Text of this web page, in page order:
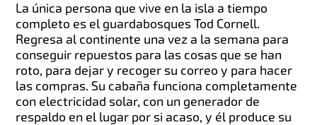
La única persona que vive en la isla a tiempo
completo es el guardabosques Tod Cornell.
Regresa al continente una vez a la semana para
conseguir repuestos para las cosas que se han
roto, para dejar y recoger su correo y para hacer
las compras. Su cabaña funciona completamente
con electricidad solar, con un generador de
respaldo en el lugar por si acaso, y él produce su